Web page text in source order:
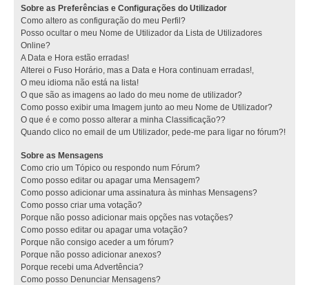
Sobre as Preferências e Configurações do Utilizador
Como altero as configuração do meu Perfil?
Posso ocultar o meu Nome de Utilizador da Lista de Utilizadores
Online?
A Data e Hora estão erradas!
Alterei o Fuso Horário, mas a Data e Hora continuam erradas!,
O meu idioma não está na lista!
O que são as imagens ao lado do meu nome de utilizador?
Como posso exibir uma Imagem junto ao meu Nome de Utilizador?
O que é e como posso alterar a minha Classificação??
Quando clico no email de um Utilizador, pede-me para ligar no fórum?!
Sobre as Mensagens
Como crio um Tópico ou respondo num Fórum?
Como posso editar ou apagar uma Mensagem?
Como posso adicionar uma assinatura às minhas Mensagens?
Como posso criar uma votação?
Porque não posso adicionar mais opções nas votações?
Como posso editar ou apagar uma votação?
Porque não consigo aceder a um fórum?
Porque não posso adicionar anexos?
Porque recebi uma Advertência?
Como posso Denunciar Mensagens?